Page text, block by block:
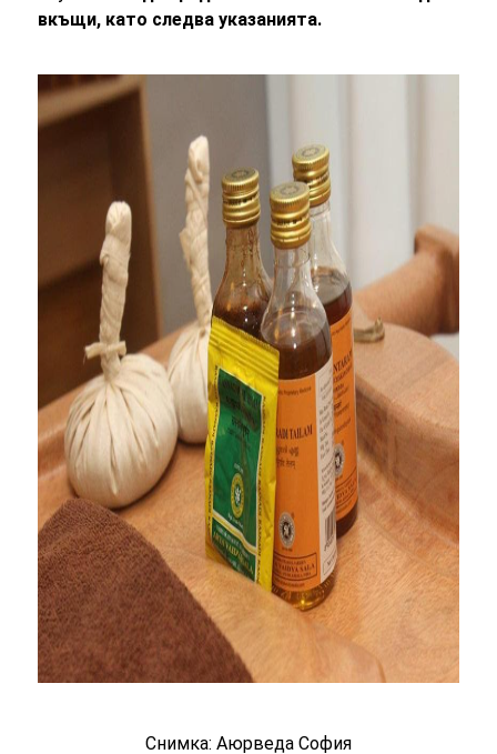
вкъщи, като следва указанията.
Снимка: Аюрведа София